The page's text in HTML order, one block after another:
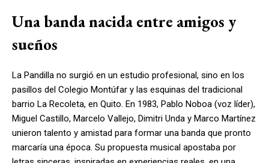
Una banda nacida entre amigos y
sueños
La Pandilla no surgió en un estudio profesional, sino en los
pasillos del Colegio Montúfar y las esquinas del tradicional
barrio La Recoleta, en Quito. En 1983, Pablo Noboa (voz líder),
Miguel Castillo, Marcelo Vallejo, Dimitri Unda y Marco Martínez
unieron talento y amistad para formar una banda que pronto
marcaría una época. Su propuesta musical apostaba por